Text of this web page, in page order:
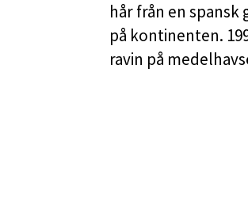
hår från en
på kontinenten.
ravin på